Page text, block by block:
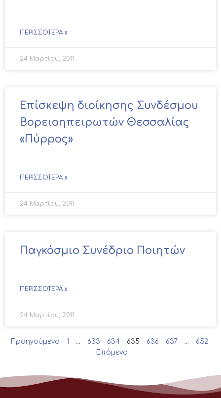
ΠΕΡΙΣΣΌΤΕΡΑ »
24 Μαρτίου, 2011
Επίσκεψη διοίκησης Συνδέσμου
Βορειοηπειρωτών Θεσσαλίας
«Πύρρος»
ΠΕΡΙΣΣΌΤΕΡΑ »
24 Μαρτίου, 2011
Παγκόσμιο Συνέδριο Ποιητών
ΠΕΡΙΣΣΌΤΕΡΑ »
24 Μαρτίου, 2011
Προηγούμενο 1 … 633 634 635 636 637 …
652
Επόμενο